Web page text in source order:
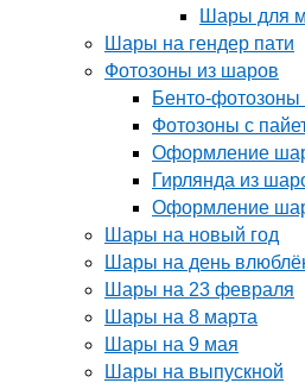
Шары для
Шары на гендер пати
Фотозоны из шаров
Бенто-фотозоны
Фотозоны с
Оформление
Гирлянда из
Оформление
Шары на новый год
Шары на день
Шары на 23 февраля
Шары на 8 марта
Шары на 9 мая
Шары на выпускной